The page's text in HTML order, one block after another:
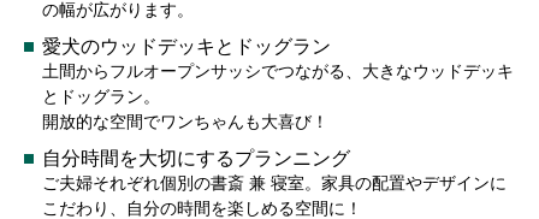
の幅が広がります。
愛犬のウッドデッキとドッグラン
土間からフルオープンサッシでつながる、大きなウッドデッキ
とドッグラン。
開放的な空間でワンちゃんも大喜び！
自分時間を大切にするプランニング
ご夫婦それぞれ個別の書斎 兼 寝室。家具の配置やデザインに
こだわり、自分の時間を楽しめる空間に！